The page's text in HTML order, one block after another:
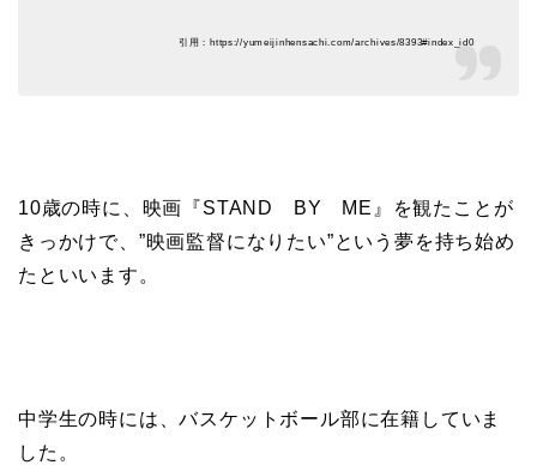
引用：https://yumeijinhensachi.com/archives/8393#index_id0
10歳の時に、映画『STAND BY ME』を観たことが
きっかけで、”映画監督になりたい”という夢を持ち始め
たといいます。
中学生の時には、バスケットボール部に在籍していま
した。